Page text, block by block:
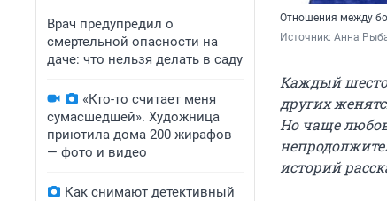
Врач предупредил о
смертельной опасности на
даче: что нельзя делать в саду
«Кто-то считает меня
сумасшедшей». Художница
приютила дома 200 жирафов
— фото и видео
Как снимают детективный
Отношения между
Источник: Анна
Каждый
других
Но чаще
историй